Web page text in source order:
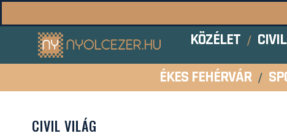
KÖZÉLET
ÉKES FEHÉRVÁR
CIVIL VILÁG